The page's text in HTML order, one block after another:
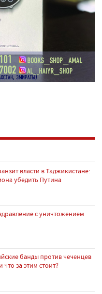
власти в Таджикистане:
убедить Путина
с уничтожением
банды против чеченцев
что за этим стоит?